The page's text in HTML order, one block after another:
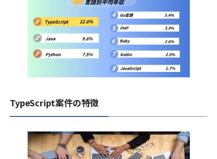
TypeScript案件の特徴